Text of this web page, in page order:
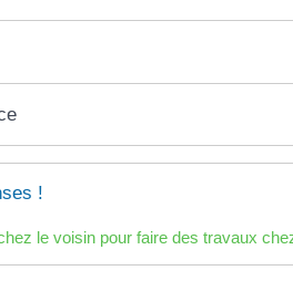
!
le voisin pour faire des travaux